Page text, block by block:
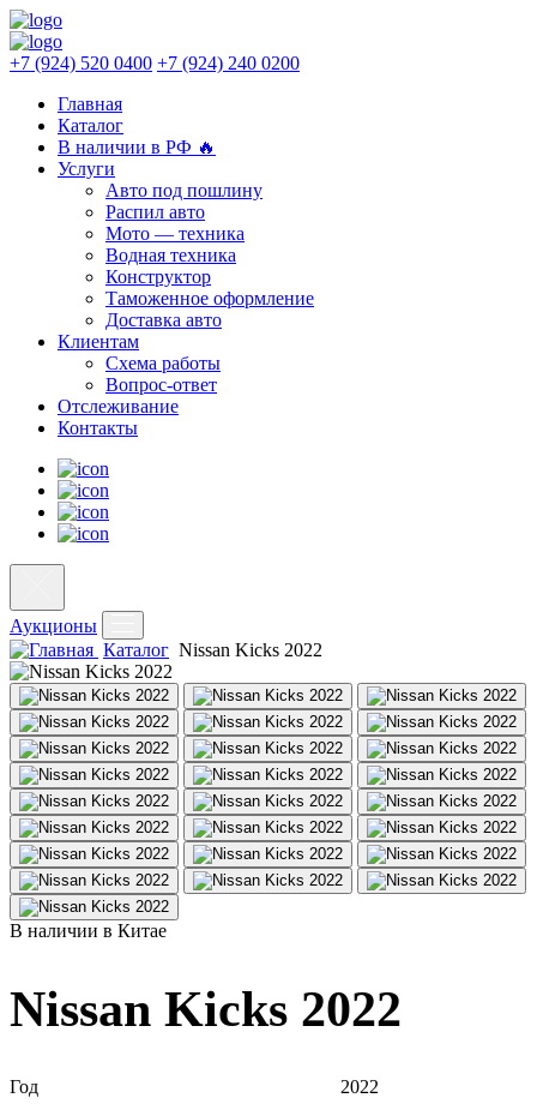
+7 (924) 520 0400 +7 (924) 240 0200
Главная
Каталог
В наличии в РФ 🔥
Услуги
Авто под пошлину
Распил авто
Мото — техника
Водная техника
Конструктор
Таможенное оформление
Доставка авто
Клиентам
Схема работы
Вопрос-ответ
Отслеживание
Контакты
Аукционы
Каталог Nissan Kicks 2022
В наличии в Китае
Nissan Kicks 2022
Год
2022